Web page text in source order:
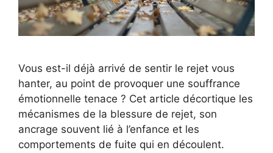
Vous est-il déjà arrivé de sentir le rejet vous
hanter, au point de provoquer une souffrance
émotionnelle tenace ? Cet article décortique les
mécanismes de la blessure de rejet, son
ancrage souvent lié à l’enfance et les
comportements de fuite qui en découlent.